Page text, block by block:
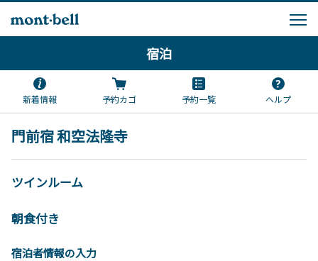
宿泊
新着情報 予約カゴ 予約一覧 ヘルプ
門前宿 和空法隆寺
ツインルーム
朝食付き
宿泊者情報の入力